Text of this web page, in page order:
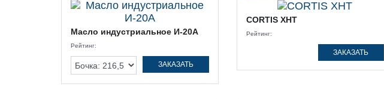
Масло индустриальное И-20А
Рейтинг:
ЗАКАЗАТЬ
CORTIS XHT
Рейтинг:
ЗАКАЗАТЬ